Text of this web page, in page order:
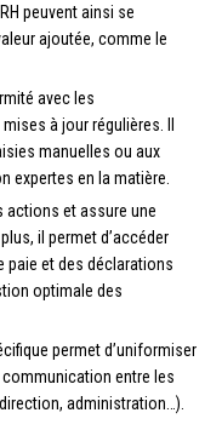
peuvent ainsi se
ajoutée, comme le
avec les
à jour régulières. Il
manuelles ou aux
expertes en la matière.
actions et assure une
il permet d’accéder
paie et des déclarations
optimale des
permet d’uniformiser
entre les
administration…).